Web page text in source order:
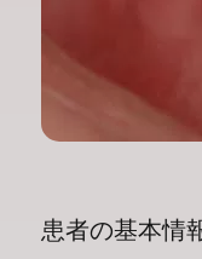
患者の基本情